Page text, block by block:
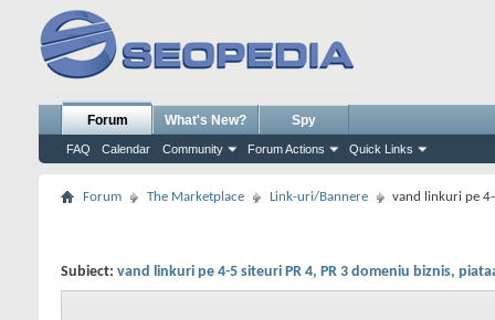
Forum
FAQ Calendar Community Forum Actions Quick Links
What's New? Spy
Forum The Marketplace Link-uri/Bannere vand linkuri pe
Subiect: vand linkuri pe 4-5 siteuri PR 4, PR 3 domeniu biznis,